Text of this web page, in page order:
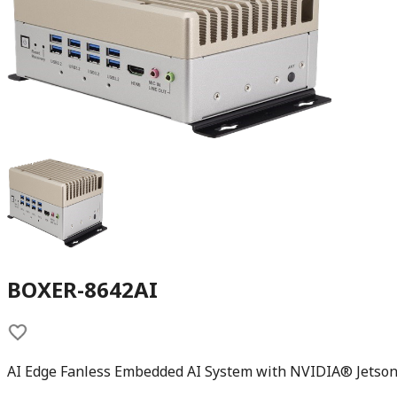
BOXER-8642AI
AI Edge Fanless Embedded AI System with NVIDIA®